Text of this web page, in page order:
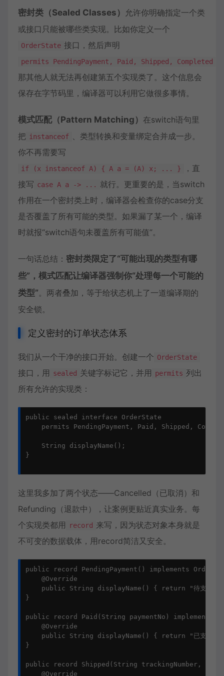
密封类（Sealed Classes） 允许你明确指定一个类
或接口只能被哪些类实现。比如你定义一个
OrderState 接口，然后声明
permits PendingPayment, Paid, Shipped, Completed
那其他人就无法再创建第五个实现类了。这个信息会
保存在字节码里，编译器可以利用它做很多事情。
模式匹配（Pattern Matching） 在switch语句里
把 instanceof 、类型转换和变量绑定合并成一步。
你不再需要写
if (x instanceof A) { A a = (A) x; ... }
，直
接写 case A a -> ... 就行。更重要的是，当switch
作用在一个密封类上时，编译器会检查你的case分支
是否覆盖了所有可能的类型。如果漏了某一个，编译
时就报“switch语句未覆盖所有可能值”。
一句话总结： 密封类限定了“可能出现的类型有哪
些”，模式匹配让编译器强制你“处理每一个可能的
类型”。两者叠加，等于给状态机上了一道编译期的
安全锁。
定义密封的订单状态体系
我们从一个干净的接口开始。创建一个 OrderState
接口，用 sealed 关键字标记它，并用 permits 列出
所有允许的实现类：
public sealed interface OrderState
permits PendingPayment, Paid, Shipped,
    String displayName();
}
这里我多加了两个状态——Cancelled（已取消）和
Refunding（退款中），让案例更贴近真实业务。每
个实现类都用
record 来写，因为状态对象本身就是
不可变的数据载体，用record简洁又安全。
public record PendingPayment() implements
    @Override
public String displayName() { return "待支付";
}
public record Paid(String paymentNo) implements
    @Override
public String displayName() { return "已支付";
}
public record Shipped(String trackingNumber,
    @Override